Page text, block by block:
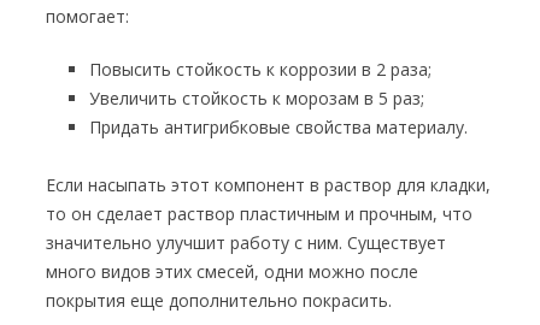
помогает:
Повысить стойкость к коррозии в 2 раза;
Увеличить стойкость к морозам в 5 раз;
Придать антигрибковые свойства материалу.
Если насыпать этот компонент в раствор для кладки,
то он сделает раствор пластичным и прочным, что
значительно улучшит работу с ним. Существует
много видов этих смесей, одни можно после
покрытия еще дополнительно покрасить.